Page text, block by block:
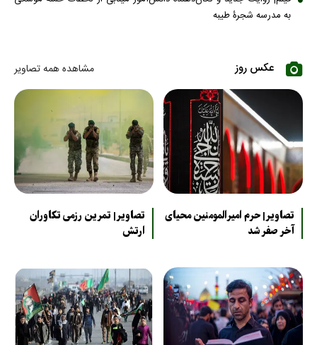
به مدرسه شجرۀ طیبه
عکس روز مشاهده همه تصاویر
تصاویر| حرم امیرالمومنین محیای
آخر صفر شد
تصاویر| تمرین رزمی تکاوران
ارتش